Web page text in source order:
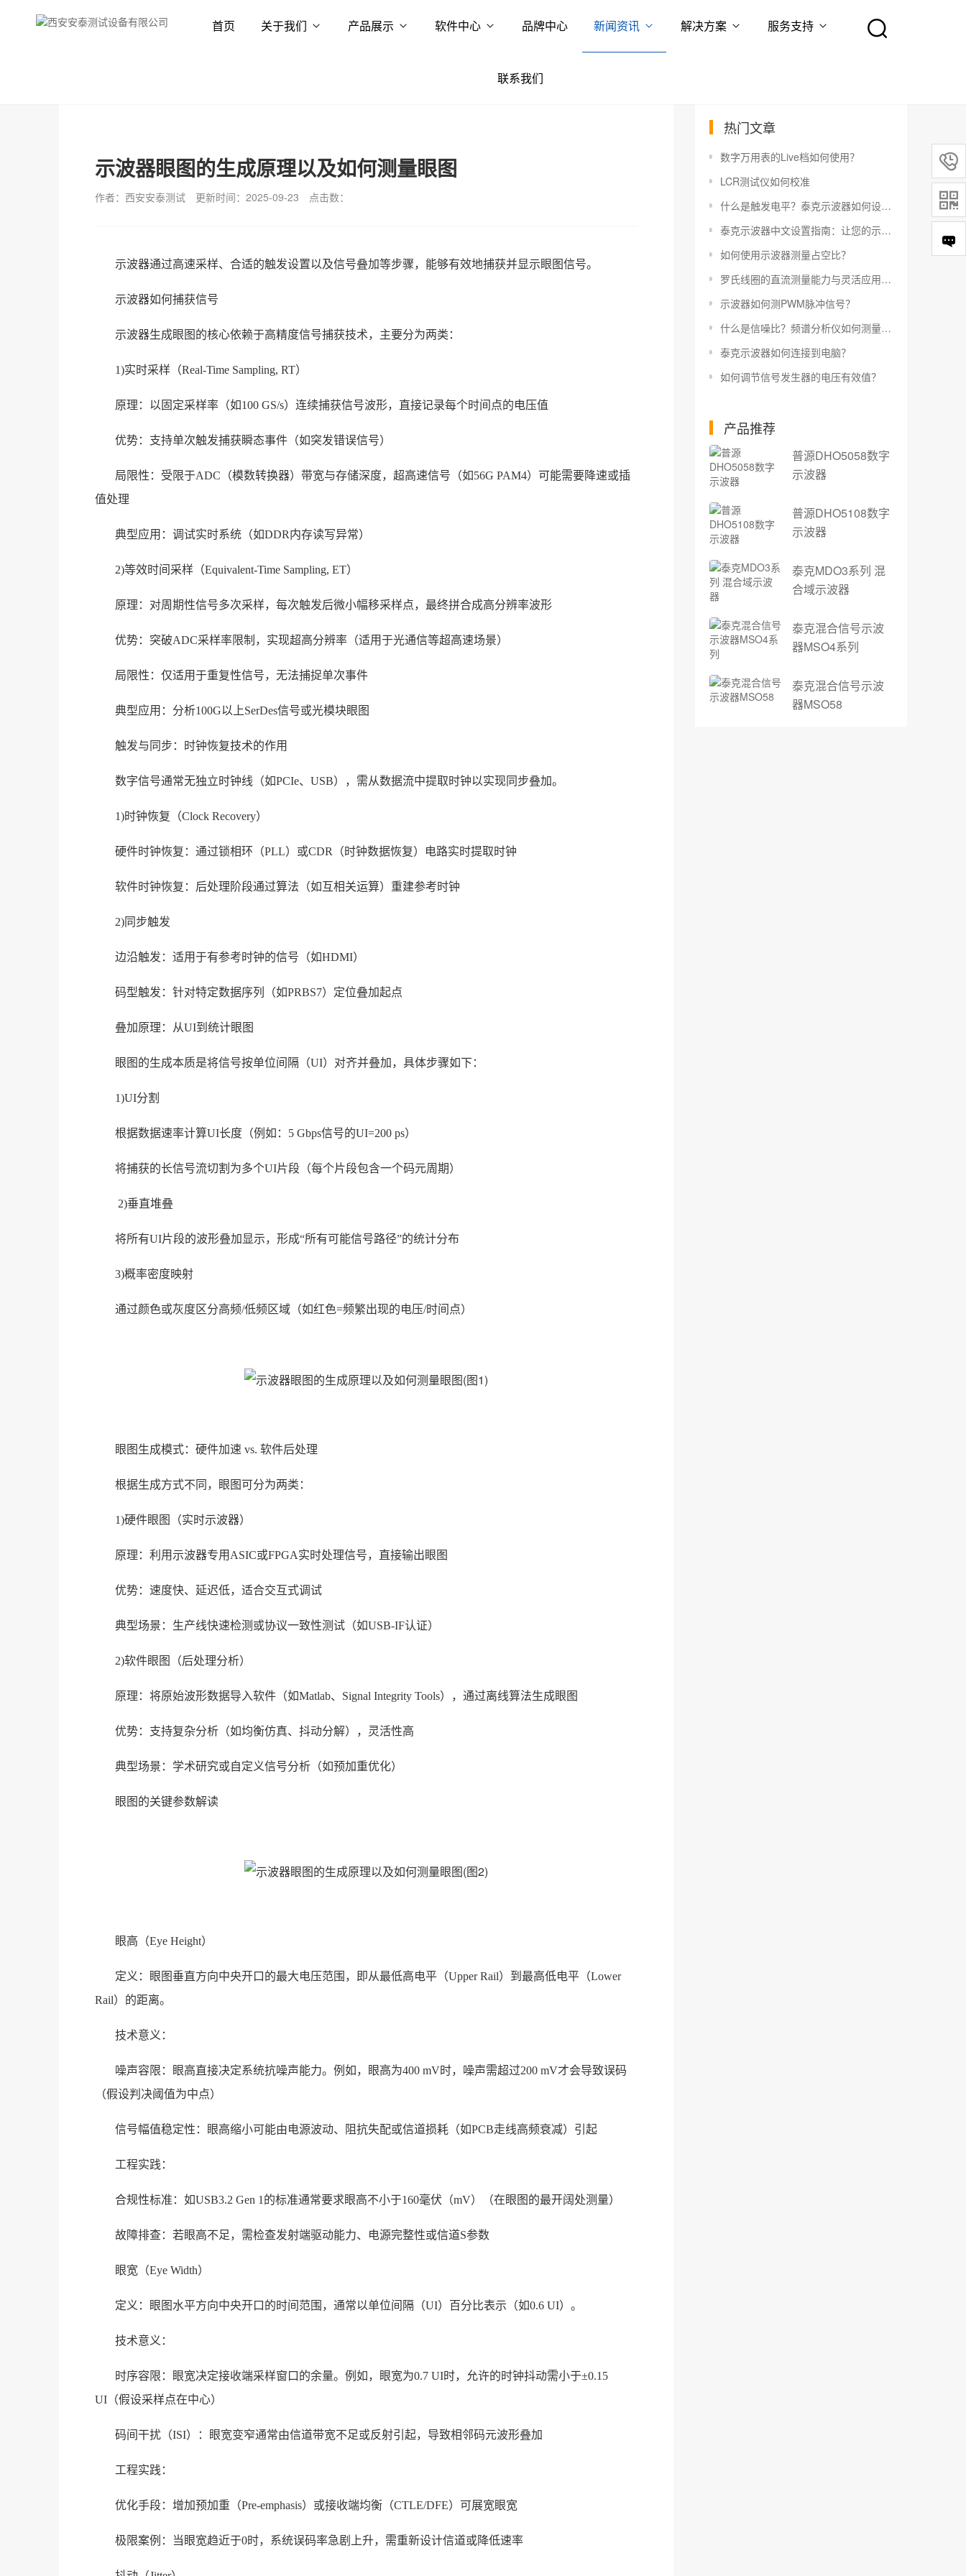
首页 关于我们 产品展示 软件中心 品牌中心 新闻资讯 解决方案 服务支持
联系我们
示波器眼图的生成原理以及如何测量眼图
作者：西安安泰测试 更新时间：2025-09-23 点击数：
示波器通过高速采样、合适的触发设置以及信号叠加等步骤，能够有效地捕获并显示眼图信号。
示波器如何捕获信号
示波器生成眼图的核心依赖于高精度信号捕获技术，主要分为两类：
1)实时采样（Real-Time Sampling, RT）
原理：以固定采样率（如100 GS/s）连续捕获信号波形，直接记录每个时间点的电压值
优势：支持单次触发捕获瞬态事件（如突发错误信号）
局限性：受限于ADC（模数转换器）带宽与存储深度，超高速信号（如56G PAM4）可能需要降速或插
值处理
典型应用：调试实时系统（如DDR内存读写异常）
2)等效时间采样（Equivalent-Time Sampling, ET）
原理：对周期性信号多次采样，每次触发后微小幅移采样点，最终拼合成高分辨率波形
优势：突破ADC采样率限制，实现超高分辨率（适用于光通信等超高速场景）
局限性：仅适用于重复性信号，无法捕捉单次事件
典型应用：分析100G以上SerDes信号或光模块眼图
触发与同步：时钟恢复技术的作用
数字信号通常无独立时钟线（如PCIe、USB），需从数据流中提取时钟以实现同步叠加。
1)时钟恢复（Clock Recovery）
硬件时钟恢复：通过锁相环（PLL）或CDR（时钟数据恢复）电路实时提取时钟
软件时钟恢复：后处理阶段通过算法（如互相关运算）重建参考时钟
2)同步触发
边沿触发：适用于有参考时钟的信号（如HDMI）
码型触发：针对特定数据序列（如PRBS7）定位叠加起点
叠加原理：从UI到统计眼图
眼图的生成本质是将信号按单位间隔（UI）对齐并叠加，具体步骤如下：
1)UI分割
根据数据速率计算UI长度（例如：5 Gbps信号的UI=200 ps）
将捕获的长信号流切割为多个UI片段（每个片段包含一个码元周期）
2)垂直堆叠
将所有UI片段的波形叠加显示，形成“所有可能信号路径”的统计分布
3)概率密度映射
通过颜色或灰度区分高频/低频区域（如红色=频繁出现的电压/时间点）
眼图生成模式：硬件加速 vs. 软件后处理
根据生成方式不同，眼图可分为两类：
1)硬件眼图（实时示波器）
原理：利用示波器专用ASIC或FPGA实时处理信号，直接输出眼图
优势：速度快、延迟低，适合交互式调试
典型场景：生产线快速检测或协议一致性测试（如USB-IF认证）
2)软件眼图（后处理分析）
原理：将原始波形数据导入软件（如Matlab、Signal Integrity Tools），通过离线算法生成眼图
优势：支持复杂分析（如均衡仿真、抖动分解），灵活性高
典型场景：学术研究或自定义信号分析（如预加重优化）
眼图的关键参数解读
眼高（Eye Height）
定义：眼图垂直方向中央开口的最大电压范围，即从最低高电平（Upper Rail）到最高低电平（Lower
Rail）的距离。
技术意义：
噪声容限：眼高直接决定系统抗噪声能力。例如，眼高为400 mV时，噪声需超过200 mV才会导致误码
（假设判决阈值为中点）
信号幅值稳定性：眼高缩小可能由电源波动、阻抗失配或信道损耗（如PCB走线高频衰减）引起
工程实践：
合规性标准：如USB3.2 Gen 1的标准通常要求眼高不小于160毫伏（mV）（在眼图的最开阔处测量）
故障排查：若眼高不足，需检查发射端驱动能力、电源完整性或信道S参数
眼宽（Eye Width）
定义：眼图水平方向中央开口的时间范围，通常以单位间隔（UI）百分比表示（如0.6 UI）。
技术意义：
时序容限：眼宽决定接收端采样窗口的余量。例如，眼宽为0.7 UI时，允许的时钟抖动需小于±0.15
UI（假设采样点在中心）
码间干扰（ISI）：眼宽变窄通常由信道带宽不足或反射引起，导致相邻码元波形叠加
工程实践：
优化手段：增加预加重（Pre-emphasis）或接收端均衡（CTLE/DFE）可展宽眼宽
极限案例：当眼宽趋近于0时，系统误码率急剧上升，需重新设计信道或降低速率
热门文章
数字万用表的Live档如何使用？
LCR测试仪如何校准
什么是触发电平？泰克示波器如何设置触发电平？
泰克示波器中文设置指南：让您的示波器更易于使用
如何使用示波器测量占空比？
罗氏线圈的直流测量能力与灵活应用指南
示波器如何测PWM脉冲信号？
什么是信噪比？频谱分析仪如何测量信噪比？
泰克示波器如何连接到电脑？
如何调节信号发生器的电压有效值？
产品推荐
普源DHO5058数字
示波器
普源DHO5108数字
示波器
泰克MDO3系列 混
合域示波器
泰克混合信号示波
器MSO4系列
泰克混合信号示波
器MSO58

